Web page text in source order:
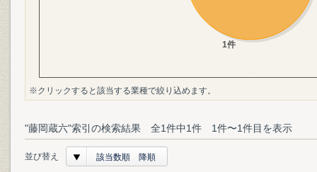
※クリックすると該当する業種で絞り込めます。
"藤岡蔵六"索引の検索結果 全1件中1件 1件〜1件目を表示
並び替え 該当数順 降順